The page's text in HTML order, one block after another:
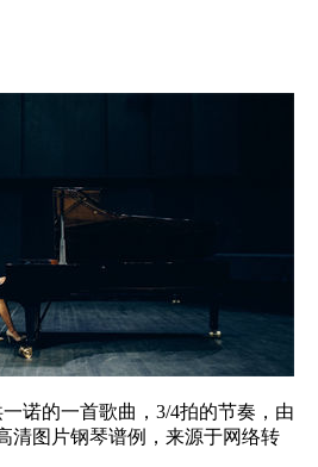
诺的一首歌曲，3/4拍的节奏，由
清图片钢琴谱例，来源于网络转